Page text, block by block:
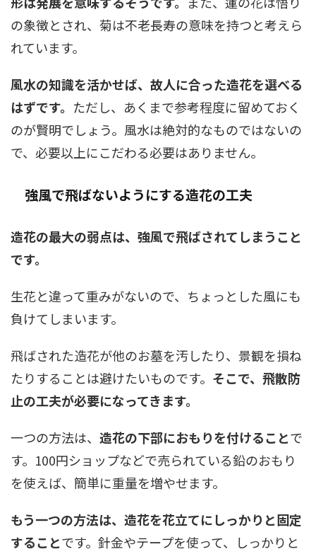
の象徴とされ、菊は不老長寿の意味を持つと考えら
れています。
風水の知識を活かせば、故人に合った造花を選べる
はずです。 ただし、あくまで参考程度に留めておく
のが賢明でしょう。風水は絶対的なものではないの
で、必要以上にこだわる必要はありません。
強風で飛ばないようにする造花の工夫
造花の最大の弱点は、強風で飛ばされてしまうこと
です。
生花と違って重みがないので、ちょっとした風にも
負けてしまいます。
飛ばされた造花が他のお墓を汚したり、景観を損ね
たりすることは避けたいものです。 そこで、飛散防
止の工夫が必要になってきます。
一つの方法は、 造花の下部におもりを付けることで
す。100円ショップなどで売られている鉛のおもり
を使えば、簡単に重量を増やせます。
もう一つの方法は、造花を花立てにしっかりと固定
することです。針金やテープを使って、しっかりと